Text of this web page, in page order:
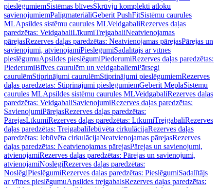
pieslēgumiemSistēmas blīvesSkrūvju komplekti atloku
savienojumiemPalīgmateriāliGeberit PushFitSistēmu caurules
MLApsildes sistēmu caurules MLVeidgabaliRezerves daļas
paredzētas: VeidgabaliLīkumiTrejgabaliNeatvienojamas
pārejasRezerves daļas paredzētas: Neatvienojamas pārejasPārejas un
savienojumi, atvienojamiPieslēgumiSadalītājs ar vītnes
pieslēgumuApsildes pieslēgumiPiederumiRezerves daļas paredzētas:
PiederumiBlīves caurulēm un veidgabaliemPārsegi
caurulēmStiprinājumi caurulēmStiprinājumi pieslēgumiemRezerves
daļas paredzētas: Stiprinājumi pieslēgumiemGeberit MeplaSistēmu
caurules MLApsildes sistēmu caurules MLVeidgabaliRezerves daļas
paredzētas: VeidgabaliSavienojumiRezerves daļas paredzētas:
SavienojumiPārejasRezerves daļas paredzētas:
PārejasLīkumiRezerves daļas paredzētas: LīkumiTrejgabaliRezerves
daļas paredzētas: TrejgabaliIebūvēta cirkulācijaRezerves daļas
paredzētas: Iebūvēta cirkulācijaNeatvienojamas pārejasRezerves
daļas paredzētas: Neatvienojamas pārejasPārejas un savienojumi,
atvienojamiRezerves daļas paredzētas: Pārejas un savienojumi,
atvienojamiNoslēgiRezerves daļas paredzētas:
NoslēgiPieslēgumiRezerves daļas paredzētas: PieslēgumiSadalītājs
ar vītnes pieslēgumuApsildes trejgabalsRezerves daļas paredzētas: